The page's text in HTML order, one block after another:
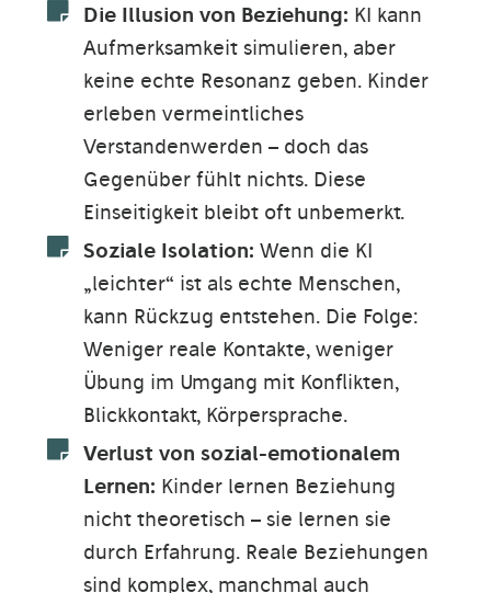
Die Illusion von Beziehung: KI kann
Aufmerksamkeit simulieren, aber
keine echte Resonanz geben. Kinder
erleben vermeintliches
Verstandenwerden – doch das
Gegenüber fühlt nichts. Diese
Einseitigkeit bleibt oft unbemerkt.
Soziale Isolation: Wenn die KI
„leichter“ ist als echte Menschen,
kann Rückzug entstehen. Die Folge:
Weniger reale Kontakte, weniger
Übung im Umgang mit Konflikten,
Blickkontakt, Körpersprache.
Verlust von sozial-emotionalem
Lernen: Kinder lernen Beziehung
nicht theoretisch – sie lernen sie
durch Erfahrung. Reale Beziehungen
sind komplex, manchmal auch